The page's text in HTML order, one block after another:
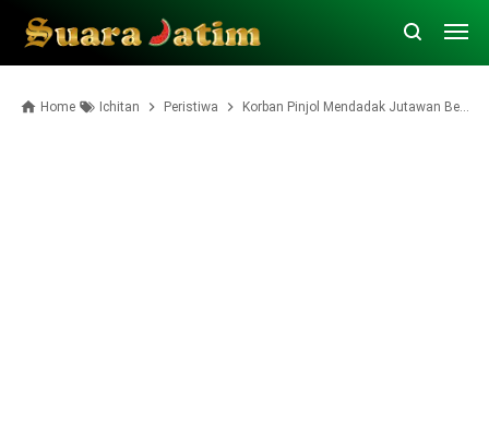
Home Ichitan Peristiwa Korban Pinjol Mendadak Jutawan Berkat Ichitan